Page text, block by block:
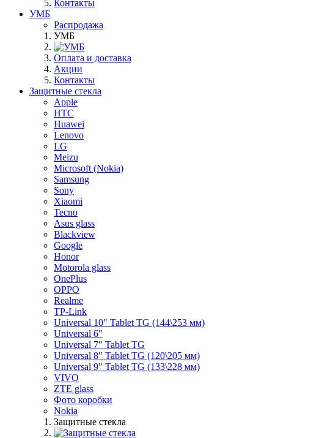
Контакты
УМБ
Распродажа
УМБ
Оплата и доставка
Акции
Контакты
Защитные стекла
Apple
HTC
Huawei
Lenovo
LG
Meizu
Microsoft (Nokia)
Samsung
Sony
Xiaomi
Tecno
Asus glass
Blackview
Google
Honor
Motorola glass
OnePlus
OPPO
Realme
TP-Link
Universal 10" Tablet TG (144\253 мм)
Universal 6"
Universal 7" Tablet TG
Universal 8" Tablet TG (120\205 мм)
Universal 9" Tablet TG (133\228 мм)
VIVO
ZTE glass
Фото коробки
Nokia
Защитные стекла